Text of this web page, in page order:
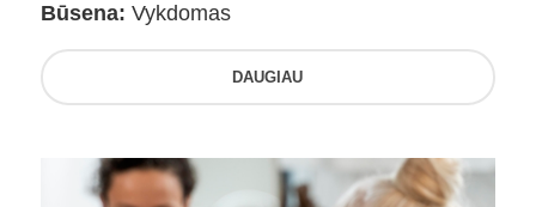
Būsena: Vykdomas
DAUGIAU